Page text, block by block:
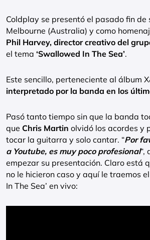
Coldplay se presentó el pasado fin de
Melbourne (Australia) y como
Phil Harvey, director creativo del
el tema ‘Swallowed In The Sea’.
Este sencillo, perteneciente al álbum
interpretado por la banda en los
Pasó tanto tiempo sin que la banda
que Chris Martin olvidó los acordes y
tocar la guitarra y solo cantar. “Por
a Youtube, es muy poco profesional“,
empezar su presentación. Claro está
no le hicieron caso y aquí le traemos
In The Sea’ en vivo: